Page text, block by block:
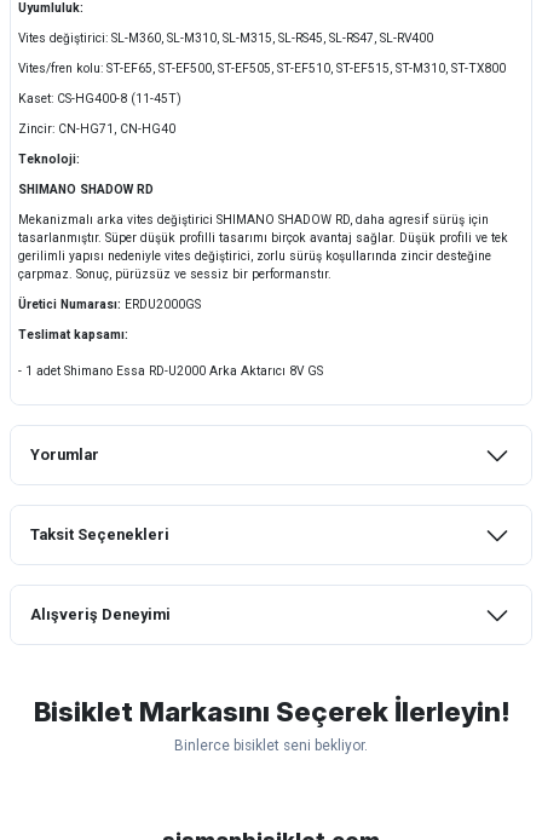
Uyumluluk:
Vites değiştirici: SL-M360, SL-M310, SL-M315, SL-RS45, SL-RS47, SL-RV400
Vites/fren kolu: ST-EF65, ST-EF500, ST-EF505, ST-EF510, ST-EF515, ST-M310, ST-TX800
Kaset: CS-HG400-8 (11-45T)
Zincir: CN-HG71, CN-HG40
Teknoloji:
SHIMANO SHADOW RD
Mekanizmalı arka vites değiştirici SHIMANO SHADOW RD, daha agresif sürüş için
tasarlanmıştır. Süper düşük profilli tasarımı birçok avantaj sağlar. Düşük profili ve tek
gerilimli yapısı nedeniyle vites değiştirici, zorlu sürüş koşullarında zincir desteğine
çarpmaz. Sonuç, pürüzsüz ve sessiz bir performanstır.
Üretici Numarası: ERDU2000GS
Teslimat kapsamı:
- 1 adet Shimano Essa RD-U2000 Arka Aktarıcı 8V GS
Yorumlar
Taksit Seçenekleri
Alışveriş Deneyimi
lastik yanak kısmından 3cm yarıldı ama
normal sürüşe uygun
Bisiklet Markasını Seçerek İlerleyin!
Binlerce bisiklet seni bekliyor.